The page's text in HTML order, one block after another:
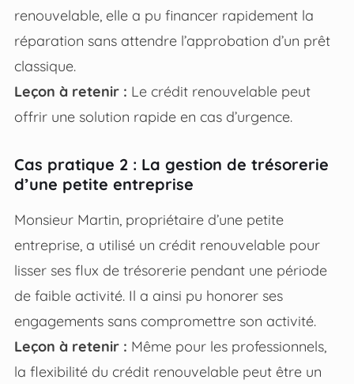
renouvelable, elle a pu financer rapidement la
réparation sans attendre l’approbation d’un prêt
classique.
Leçon à retenir : Le crédit renouvelable peut
offrir une solution rapide en cas d’urgence.
Cas pratique 2 : La gestion de trésorerie
d’une petite entreprise
Monsieur Martin, propriétaire d’une petite
entreprise, a utilisé un crédit renouvelable pour
lisser ses flux de trésorerie pendant une période
de faible activité. Il a ainsi pu honorer ses
engagements sans compromettre son activité.
Leçon à retenir : Même pour les professionnels,
la flexibilité du crédit renouvelable peut être un